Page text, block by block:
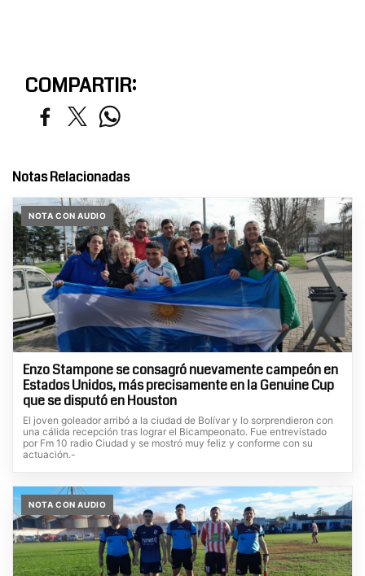
COMPARTIR:
Notas Relacionadas
NOTA CON AUDIO
Enzo Stampone se consagró nuevamente campeón en
Estados Unidos, más precisamente en la Genuine Cup
que se disputó en Houston
El joven goleador arribó a la ciudad de Bolívar y lo sorprendieron con
una cálida recepción tras lograr el Bicampeonato. Fue entrevistado
por Fm 10 radio Ciudad y se mostró muy feliz y conforme con su
actuación.-
NOTA CON AUDIO